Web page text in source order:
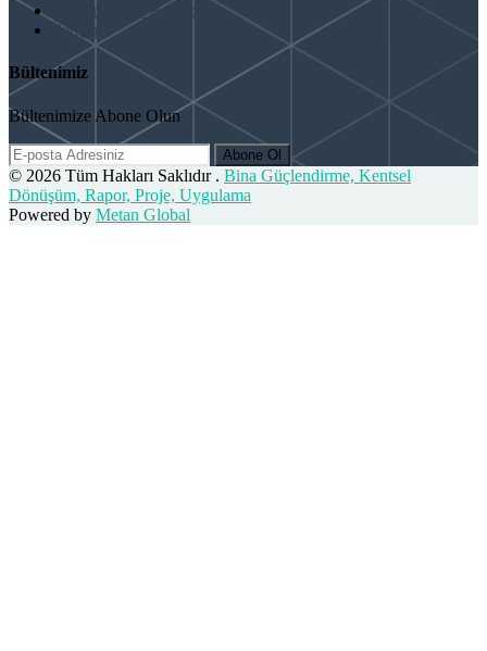
Test & Analiz & Rapor
İletişim
Bültenimiz
Bültenimize Abone Olun
Abone Ol
© 2026 Tüm Hakları Saklıdır . Bina Güçlendirme, Kentsel
Dönüşüm, Rapor, Proje, Uygulama
Powered by Metan Global